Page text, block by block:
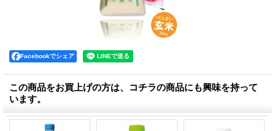
Facebookでシェア
この商品をお買上げの方は、コチラの商品にも興味を持って
います。